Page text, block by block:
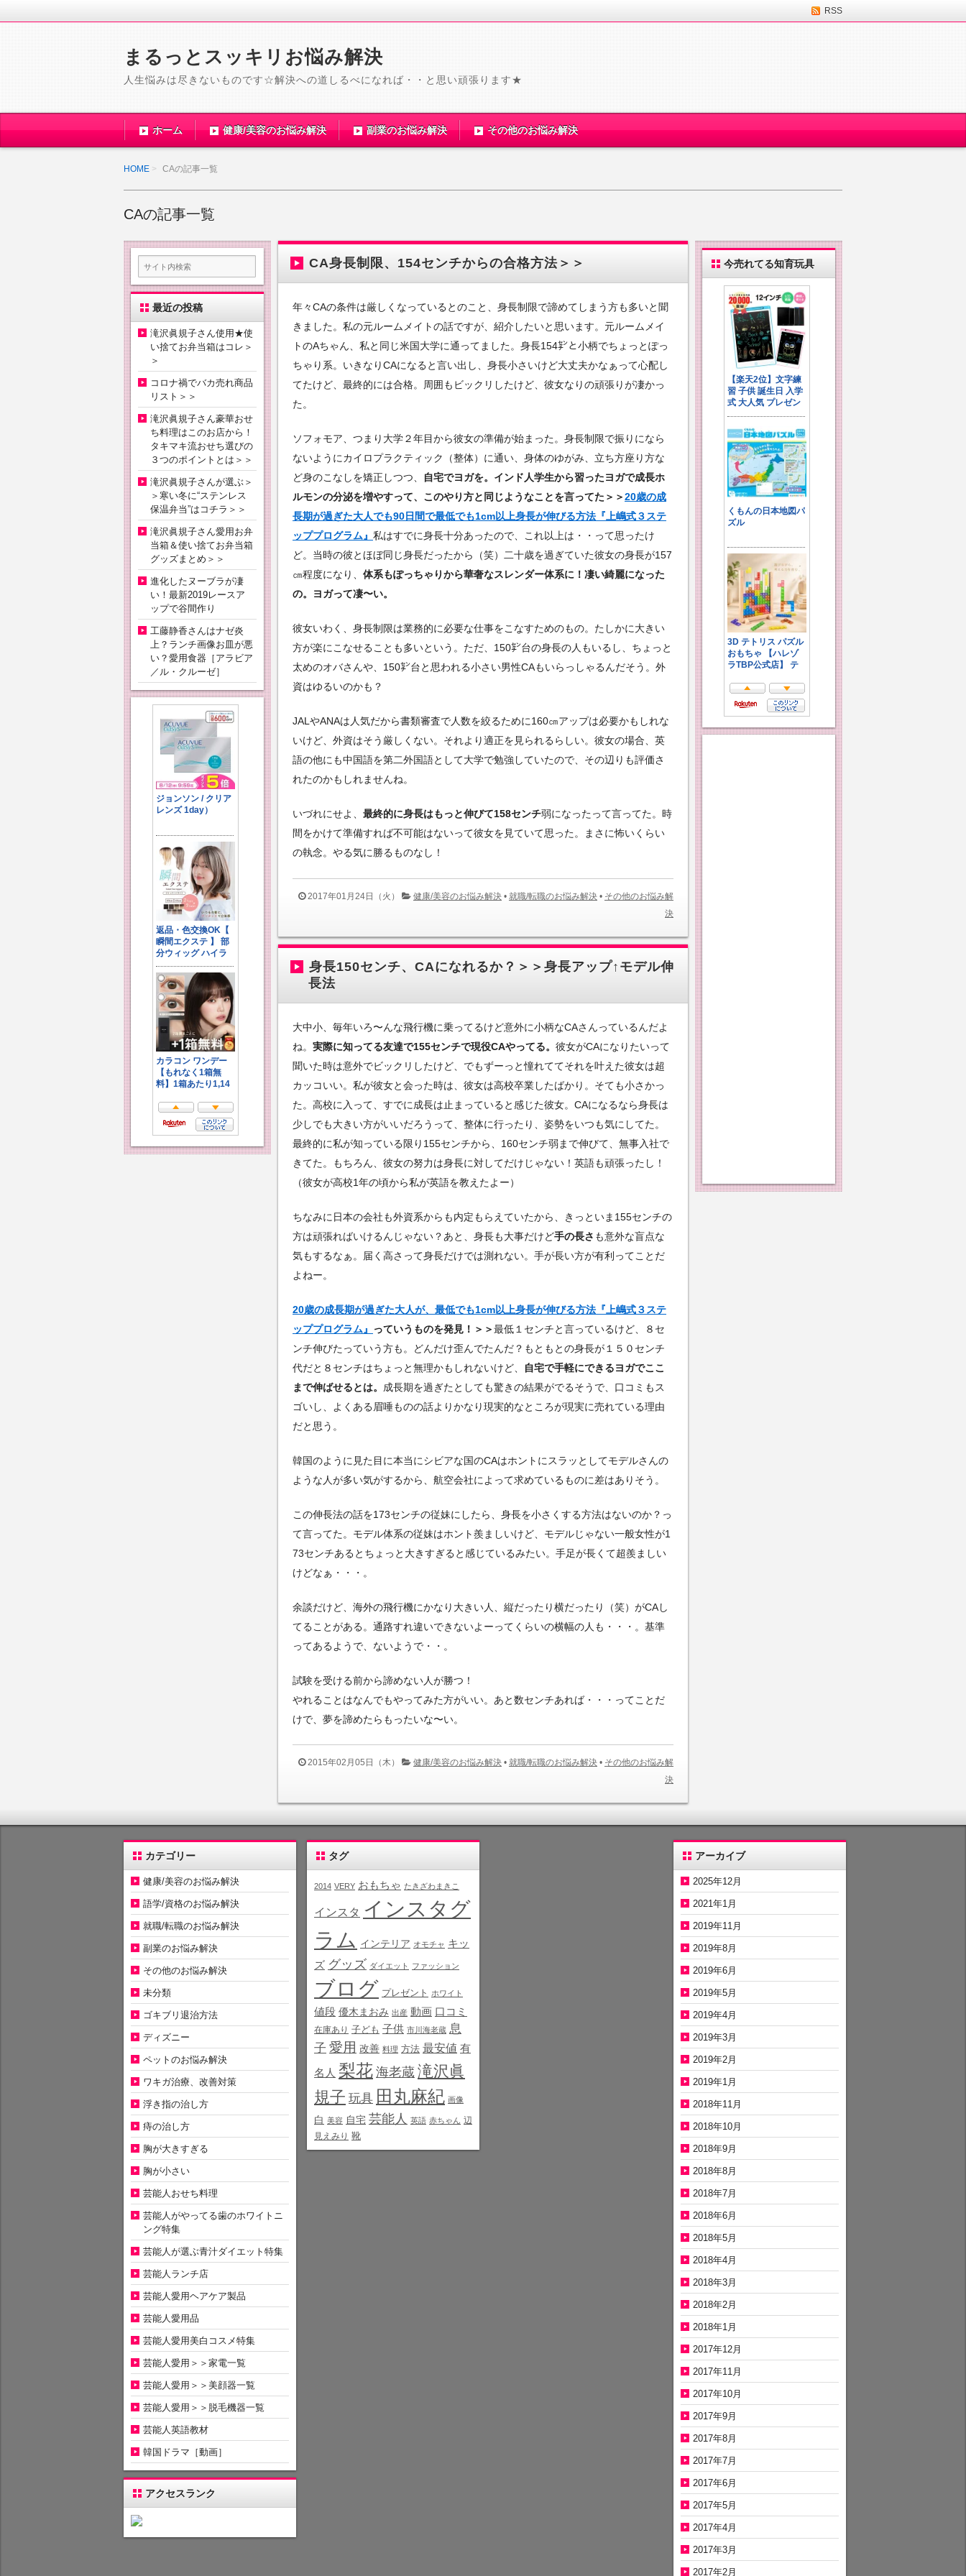
RSS
まるっとスッキリお悩み解決
人生悩みは尽きないものです☆解決への道しるべになれば・・と思い頑張ります★
ホーム 健康/美容のお悩み解決 副業のお悩み解決 その他のお悩み解決
HOME CAの記事一覧
CAの記事一覧
CA身長制限、154センチからの合格方法＞＞
年々CAの条件は厳しくなっているとのこと、身長制限で諦めてしまう方も多いと聞
きました。私の元ルームメイトの話ですが、紹介したいと思います。元ルームメイ
トのAちゃん、私と同じ米国大学に通ってました。身長154㌢と小柄でちょっとぽっ
ちゃり系。いきなりCAになると言い出し、身長小さいけど大丈夫かなぁって心配し
てたけど、最終的には合格。周囲もビックリしたけど、彼女なりの頑張りが凄かっ
た。
ソフォモア、つまり大学２年目から彼女の準備が始まった。身長制限で振りになら
ないようにカイロプラクティック（整体）に通い、身体のゆがみ、立ち方座り方な
ど身のこなしを矯正しつつ、
自宅でヨガを。インド人学生から習ったヨガで成長ホ
ルモンの分泌を増やすって、このやり方と同じようなことを言ってた＞＞20歳の成
長期が過ぎた大人でも90日間で最低でも1cm以上身長が伸びる方法『上嶋式３ステ
ッププログラム』 私はすでに身長十分あったので、これ以上は・・って思ったけ
ど。当時の彼とほぼ同じ身長だったから（笑）二十歳を過ぎていた彼女の身長が157
㎝程度になり、 体系もぽっちゃりから華奢なスレンダー体系に！凄い綺麗になった
の。ヨガって凄〜い。
彼女いわく、身長制限は業務的に必要な仕事をこなすためのもの。たしかに大きい
方が楽にこなせることも多いという。ただ、150㌢台の身長の人もいるし、ちょっと
太めのオバさんや、150㌢台と思われる小さい男性CAもいらっしゃるんだそう。外
資はゆるいのかも？
JALやANAは人気だから書類審査で人数を絞るために160㎝アップは必要かもしれな
いけど、外資はそう厳しくない。それより適正を見られるらしい。彼女の場合、英
語の他にも中国語を第二外国語として大学で勉強していたので、その辺りも評価さ
れたのかもしれませんね。
いづれにせよ、 最終的に身長はもっと伸びて158センチ弱になったって言ってた。時
間をかけて準備すれば不可能はないって彼女を見ていて思った。まさに怖いくらい
の執念。やる気に勝るものなし！
2017年01月24日（火） 健康/美容のお悩み解決 • 就職/転職のお悩み解決 • その他のお悩み解
決
身長150センチ、CAになれるか？＞＞身長アップ↑モデル伸
長法
大中小、毎年いろ〜んな飛行機に乗ってるけど意外に小柄なCAさんっているんだよ
ね。 実際に知ってる友達で155センチで現役CAやってる。 彼女がCAになりたいって
聞いた時は意外でビックリしたけど、でもずーっと憧れててそれを叶えた彼女は超
カッコいい。私が彼女と会った時は、彼女は高校卒業したばかり。そても小さかっ
た。高校に入って、すでに成長は止まっていると感じた彼女。CAになるなら身長は
少しでも大きい方がいいだろうって、整体に行ったり、姿勢をいつも気にしてた。
最終的に私が知っている限り155センチから、160センチ弱まで伸びて、無事入社で
きてた。もちろん、彼女の努力は身長に対してだけじゃない！英語も頑張ったし！
（彼女が高校1年の頃から私が英語を教えたよー）
ちなみに日本の会社も外資系からも内定もらえていたから、きっといま155センチの
方は頑張ればいけるんじゃない？あと、身長も大事だけど手の長さ も意外な盲点な
気もするなぁ。届く高さって身長だけでは測れない。手が長い方が有利ってことだ
よねー。
20歳の成長期が過ぎた大人が、最低でも1cm以上身長が伸びる方法『上嶋式３ステ
ッププログラム』
っていうものを発見！＞＞最低１センチと言っているけど、８セ
ンチ伸びたっていう方も。どんだけ歪んでたんだ？もともとの身長が１５０センチ
代だと８センチはちょっと無理かもしれないけど、
自宅で手軽にできるヨガでここ
まで伸ばせるとは。 成長期を過ぎたとしても驚きの結果がでるそうで、口コミもス
ゴいし、よくある眉唾ものの話よりかなり現実的なところが現実に売れている理由
だと思う。
韓国のように見た目に本当にシビアな国のCAはホントにスラッとしてモデルさんの
ような人が多い気がするから、航空会社によって求めているものに差はありそう。
この伸長法の話を173センチの従妹にしたら、身長を小さくする方法はないのか？っ
て言ってた。モデル体系の従妹はホント羨ましいけど、モデルじゃない一般女性が1
73センチあるとちょっと大きすぎると感じているみたい。手足が長くて超羨ましい
けどなぁ・・・。
余談だけど、海外の飛行機にかなり大きい人、縦だったり横だったり（笑）がCAし
てることがある。通路すれ違いできないよーってくらいの横幅の人も・・・。基準
ってあるようで、ないようで・・。
試験を受ける前から諦めない人が勝つ！
やれることはなんでもやってみた方がいい。あと数センチあれば・・・ってことだ
けで、夢を諦めたらもったいな〜い。
2015年02月05日（木） 健康/美容のお悩み解決 • 就職/転職のお悩み解決 • その他のお悩み解
決
最近の投稿
滝沢眞規子さん使用★使
い捨てお弁当箱はコレ＞
＞
コロナ禍でバカ売れ商品
リスト＞＞
滝沢眞規子さん豪華おせ
ち料理はこのお店から！
タキマキ流おせち選びの
３つのポイントとは＞＞
滝沢眞規子さんが選ぶ＞
＞寒い冬に“ステンレス
保温弁当”はコチラ＞＞
滝沢眞規子さん愛用お弁
当箱＆使い捨てお弁当箱
グッズまとめ＞＞
進化したヌーブラが凄
い！最新2019レースア
ップで谷間作り
工藤静香さんはナゼ炎
上？ランチ画像お皿が悪
い？愛用食器［アラビア
／ル・クルーゼ］
今売れてる知育玩具
カテゴリー
健康/美容のお悩み解決
語学/資格のお悩み解決
就職/転職のお悩み解決
副業のお悩み解決
その他のお悩み解決
未分類
ゴキブリ退治方法
ディズニー
ペットのお悩み解決
ワキガ治療、改善対策
浮き指の治し方
痔の治し方
胸が大きすぎる
胸が小さい
芸能人おせち料理
芸能人がやってる歯のホワイトニ
ング特集
芸能人が選ぶ青汁ダイエット特集
芸能人ランチ店
芸能人愛用ヘアケア製品
芸能人愛用品
芸能人愛用美白コスメ特集
芸能人愛用＞＞家電一覧
芸能人愛用＞＞美顔器一覧
芸能人愛用＞＞脱毛機器一覧
芸能人英語教材
韓国ドラマ［動画］
アクセスランク
タグ
2014 VERY おもちゃ たきざわまきこ
インスタ インスタグ
ラム インテリア オモチャ キッ
ズ グッズ ダイエット ファッション
ブログ プレゼント ホワイト
値段 優木まおみ 出産 動画 口コミ
在庫あり 子ども 子供 市川海老蔵 息
子 愛用 改善 料理 方法 最安値 有
名人 梨花 海老蔵 滝沢眞
規子 玩具 田丸麻紀 画像
白 美容 自宅 芸能人 英語 赤ちゃん 辺
見えみり 靴
アーカイブ
2025年12月
2021年1月
2019年11月
2019年8月
2019年6月
2019年5月
2019年4月
2019年3月
2019年2月
2019年1月
2018年11月
2018年10月
2018年9月
2018年8月
2018年7月
2018年6月
2018年5月
2018年4月
2018年3月
2018年2月
2018年1月
2017年12月
2017年11月
2017年10月
2017年9月
2017年8月
2017年7月
2017年6月
2017年5月
2017年4月
2017年3月
2017年2月